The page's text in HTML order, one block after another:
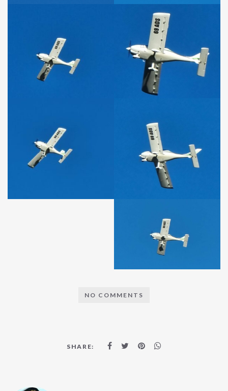
NO COMMENTS
SHARE: